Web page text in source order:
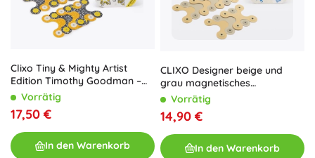
Clixo Tiny & Mighty Artist
Edition Timothy Goodman –
magnetisches
Konstruktionsspielzeug, 9 Teile
Vorrätig
17,50 €
In den Warenkorb
CLIXO Designer beige und
grau magnetisches
Konstruktionsset 9 Stk.
Vorrätig
14,90 €
In den Warenkorb